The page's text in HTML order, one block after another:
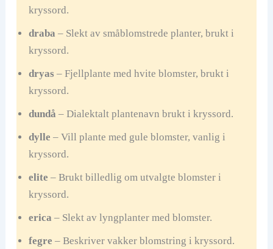
kryssord.
draba – Slekt av småblomstrede planter, brukt i
kryssord.
dryas – Fjellplante med hvite blomster, brukt i
kryssord.
dundå – Dialektalt plantenavn brukt i kryssord.
dylle – Vill plante med gule blomster, vanlig i
kryssord.
elite – Brukt billedlig om utvalgte blomster i
kryssord.
erica – Slekt av lyngplanter med blomster.
fegre – Beskriver vakker blomstring i kryssord.